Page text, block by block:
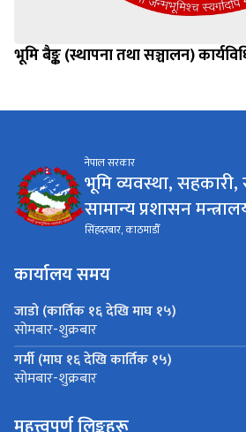
भूमि बैङ्क (स्थापना तथा सञ्चालन)
नेपाल सरकार
भूमि व्यवस्था,
सामान्य प्रशासन
सिंहदरबार, काठमाडौँ
कार्यालय समय
जाडो (कार्तिक १६ देखि माघ १५)
सोमबार-शुक्रबार
गर्मी (माघ १६ देखि कार्तिक १५)
सोमबार-शुक्रबार
महत्त्वपूर्ण लिङ्कहरू